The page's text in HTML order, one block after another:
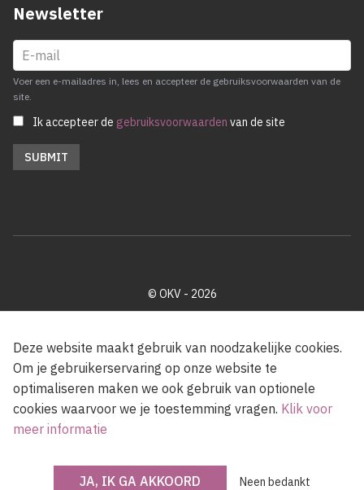
Newsletter
Voer een e-mailadres in, lees en accepteer de gebruiksvoorwaarden van de
site.
Ik accepteer de gebruiksvoorwaarden van de site
© OKV - 2026
Met steun van de Vlaamse Gemeenschap
Deze website maakt gebruik van noodzakelijke cookies.
Om je gebruikerservaring op onze website te
optimaliseren maken we ook gebruik van optionele
cookies waarvoor we je toestemming vragen. Klik voor
meer informatie
JA, IK GA AKKOORD Neen bedankt